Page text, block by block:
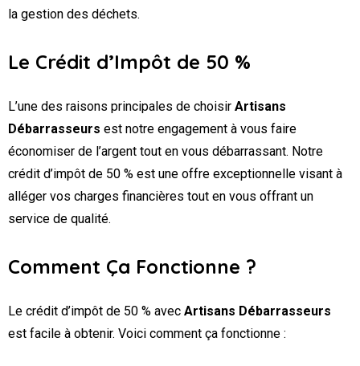
la gestion des déchets.
Le Crédit d’Impôt de 50 %
L’une des raisons principales de choisir Artisans
Débarrasseurs est notre engagement à vous faire
économiser de l’argent tout en vous débarrassant. Notre
crédit d’impôt de 50 % est une offre exceptionnelle visant à
alléger vos charges financières tout en vous offrant un
service de qualité.
Comment Ça Fonctionne ?
Le crédit d’impôt de 50 % avec Artisans Débarrasseurs
est facile à obtenir. Voici comment ça fonctionne :